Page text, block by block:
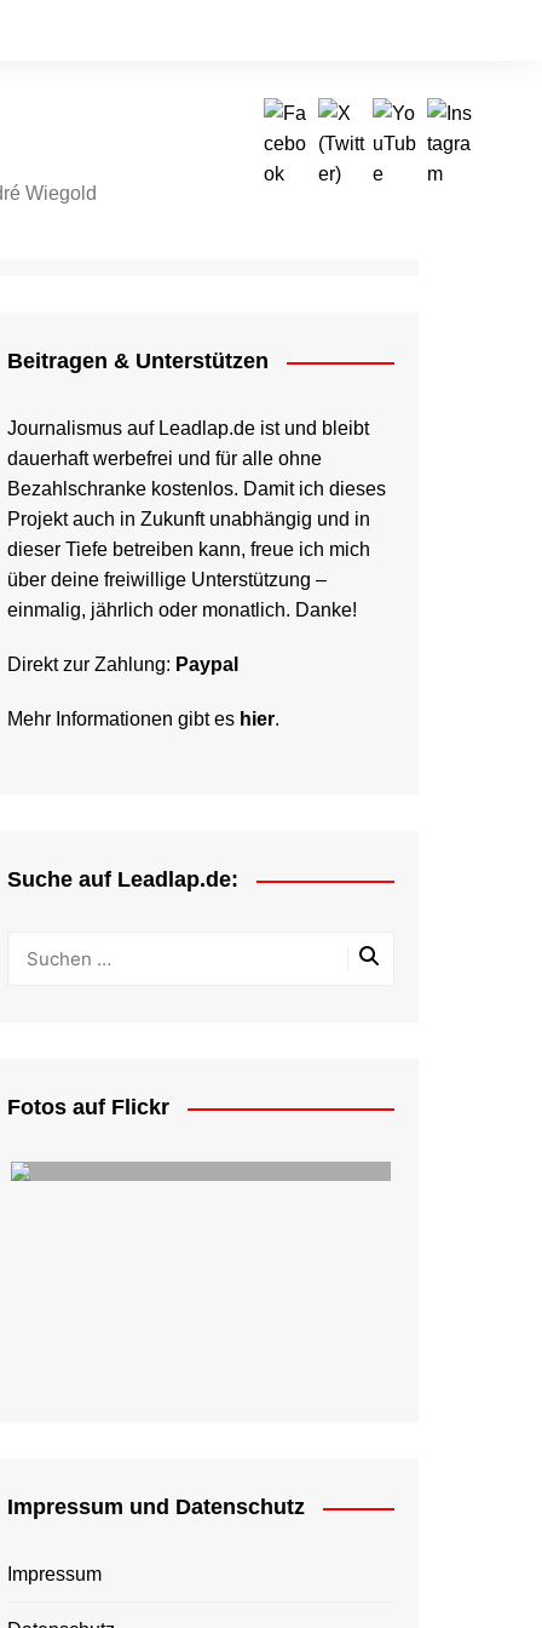
Wiegold
Beitragen & Unterstützen
Journalismus auf Leadlap.de ist und bleibt
dauerhaft werbefrei und für alle ohne
Bezahlschranke kostenlos. Damit ich dieses
Projekt auch in Zukunft unabhängig und in
dieser Tiefe betreiben kann, freue ich mich
über deine freiwillige Unterstützung –
einmalig, jährlich oder monatlich. Danke!
Direkt zur Zahlung: Paypal
Mehr Informationen gibt es hier.
Suche auf Leadlap.de:
Fotos auf Flickr
Impressum und Datenschutz
Impressum